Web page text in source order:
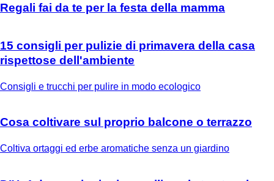
Regali fai da te per la festa della mamma
15 consigli per pulizie di primavera della casa
rispettose dell'ambiente
Consigli e trucchi per pulire in modo ecologico
Cosa coltivare sul proprio balcone o terrazzo
Coltiva ortaggi ed erbe aromatiche senza un giardino